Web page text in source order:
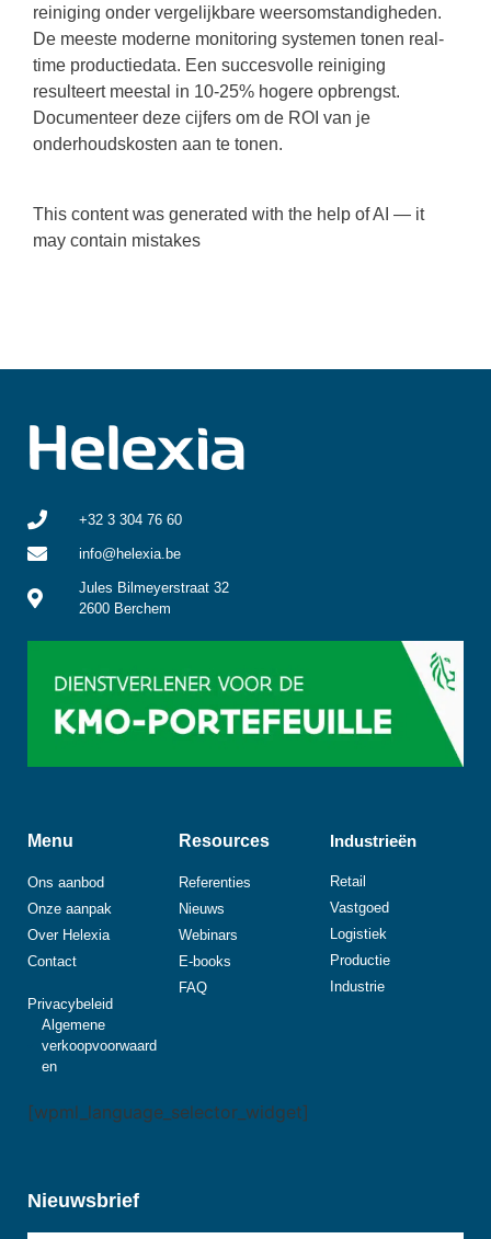
reiniging onder vergelijkbare weersomstandigheden.
De meeste moderne monitoring systemen tonen real-
time productiedata. Een succesvolle reiniging
resulteert meestal in 10-25% hogere opbrengst.
Documenteer deze cijfers om de ROI van je
onderhoudskosten aan te tonen.
This content was generated with the help of AI — it
may contain mistakes
+32 3 304 76 60
info@helexia.be
Jules Bilmeyerstraat 32
2600 Berchem
Menu
Ons aanbod
Onze aanpak
Over Helexia
Contact
Privacybeleid
Algemene
verkoopvoorwaard
en
[wpml_language_selector_widget]
Resources
Referenties
Nieuws
Webinars
E-books
FAQ
Industrieën
Retail
Vastgoed
Logistiek
Productie
Industrie
Nieuwsbrief